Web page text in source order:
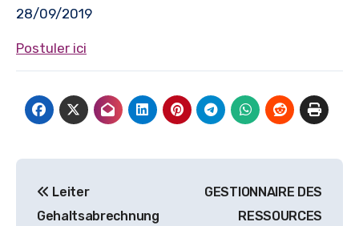
28/09/2019
Postuler ici
de
Leiter
Gehaltsabrechnung
GESTIONNAIRE DES
RESSOURCES